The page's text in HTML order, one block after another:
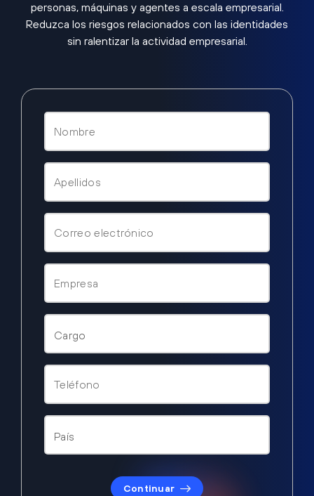
personas, máquinas y agentes a escala empresarial.
Reduzca los riesgos relacionados con las identidades
sin ralentizar la actividad empresarial.
Continuar